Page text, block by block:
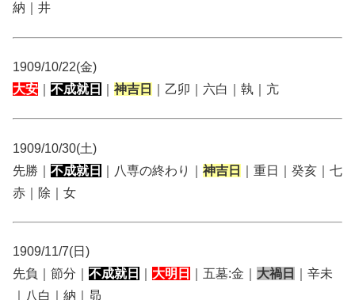
納｜井
1909/10/22(金)
大安
不成就日 神吉日 ｜乙卯｜六白｜執｜亢
1909/10/30(土)
先勝｜ 不成就日 ｜八専の終わり｜ 神吉日
｜重日｜癸亥｜七
赤｜除｜女
1909/11/7(日)
先負｜節分｜ 不成就日 大明日 ｜五墓:金｜ 大禍日
｜辛未
｜八白｜納｜昴